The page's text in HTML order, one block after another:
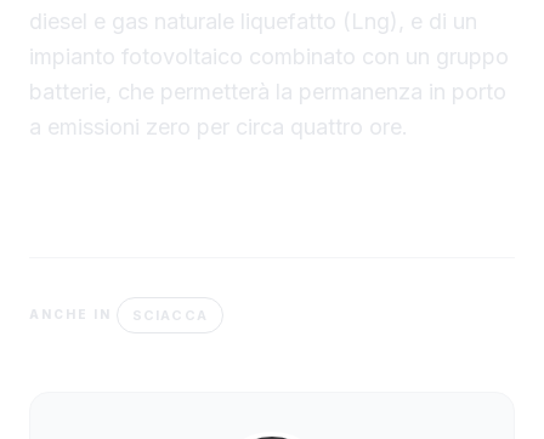
diesel e gas naturale liquefatto (Lng), e di un
impianto fotovoltaico combinato con un gruppo
batterie, che permetterà la permanenza in porto
a emissioni zero per circa quattro ore.
ANCHE IN SCIACCA